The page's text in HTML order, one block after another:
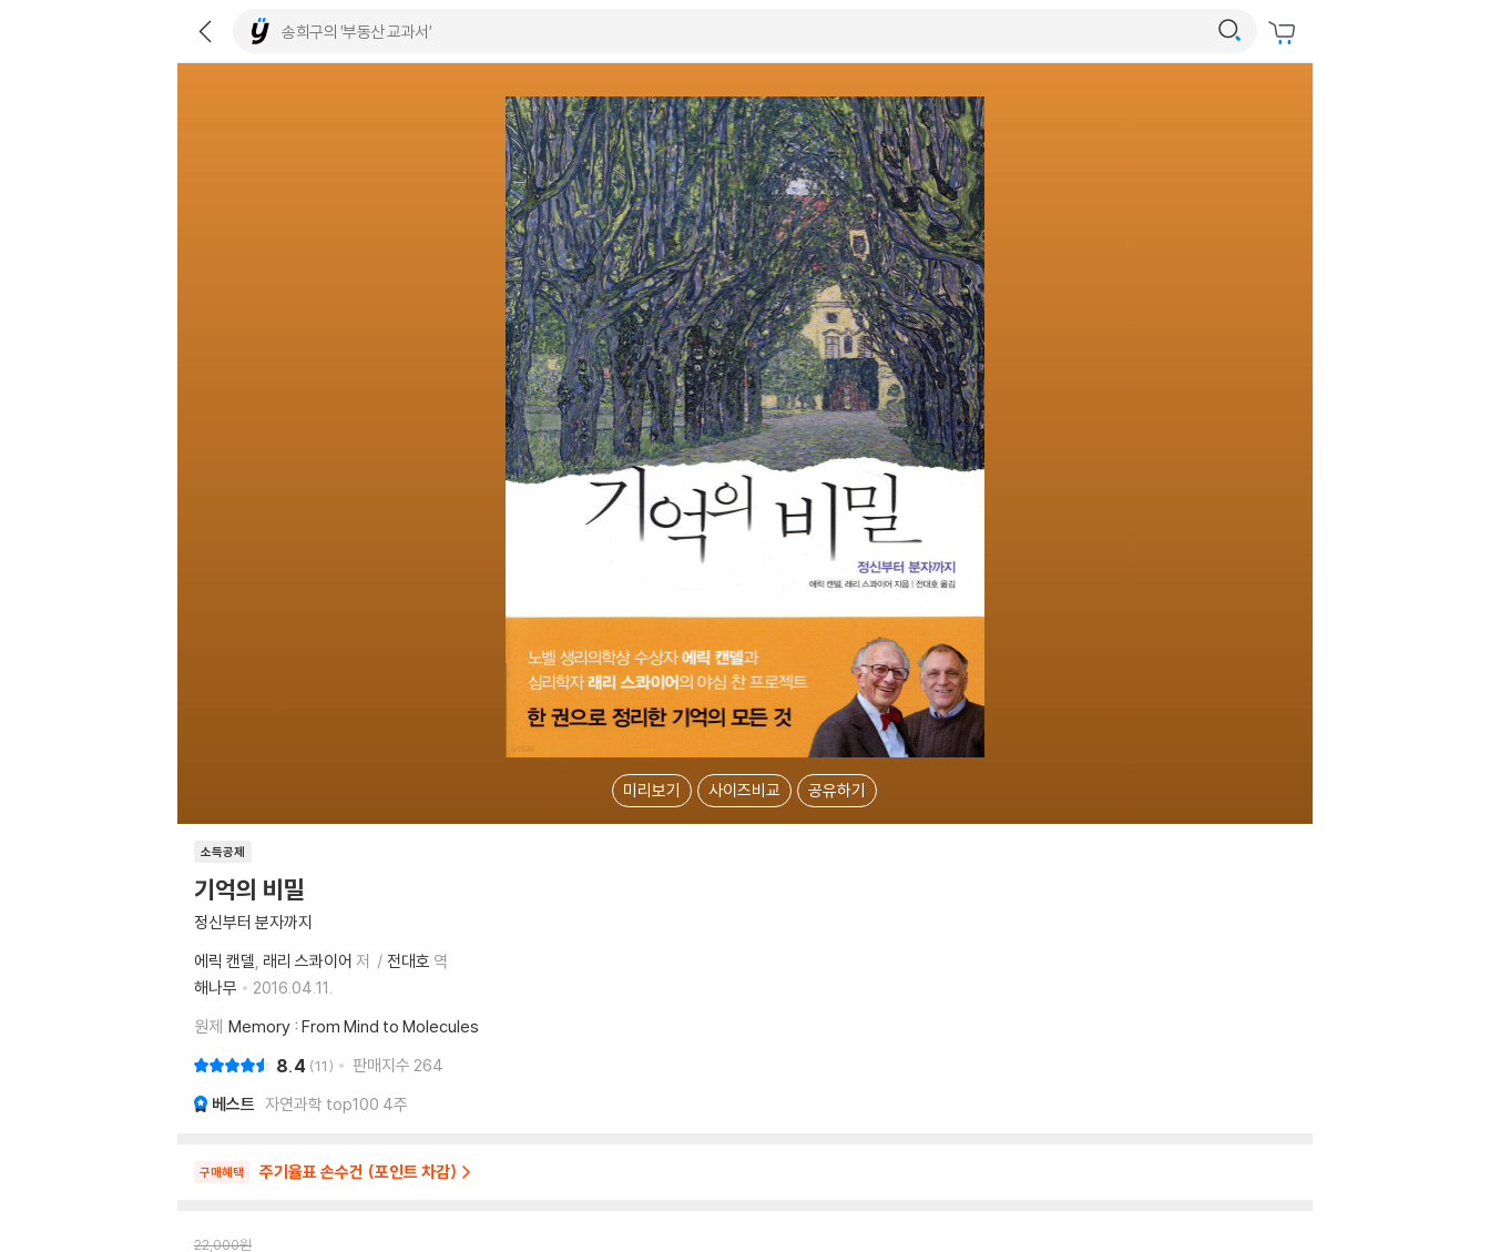
미리보기 사이즈비교 공유하기
소득공제
기억의 비밀
정신부터 분자까지
에릭 캔델 래리 스콰이어 저 전대호 역
해나무
2016.04.11.
원제 Memory : From Mind to Molecules
8.4 11 판매지수 264
베스트 자연과학 top100 4주
구매혜택 주기율표 손수건 (포인트 차감)
22,000원